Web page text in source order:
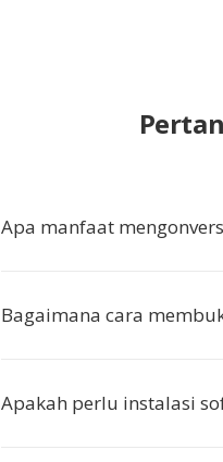
Apa manfaat
Bagaimana cara
Apakah perlu instalasi